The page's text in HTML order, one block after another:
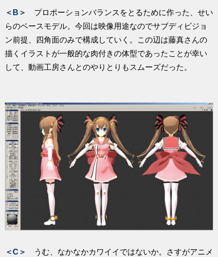
＜B＞
プロポーションバランスをとるために作った、せい
らのベースモデル。今回は映像用途なのでサブディビジョ
ン前提、四角面のみで構成していく。この辺は藤真さんの
描くイラストが一般的な肉付きの体型であったことが幸い
して、動画工房さんとのやりとりもスムーズだった。
＜C＞
うむ、なかなかカワイイではないか。さすがアニメ